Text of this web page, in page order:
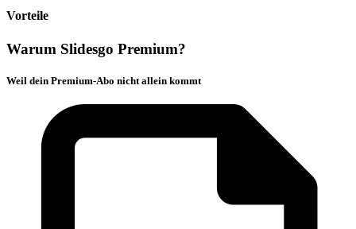
Vorteile
Warum Slidesgo Premium?
Weil dein Premium-Abo nicht allein kommt